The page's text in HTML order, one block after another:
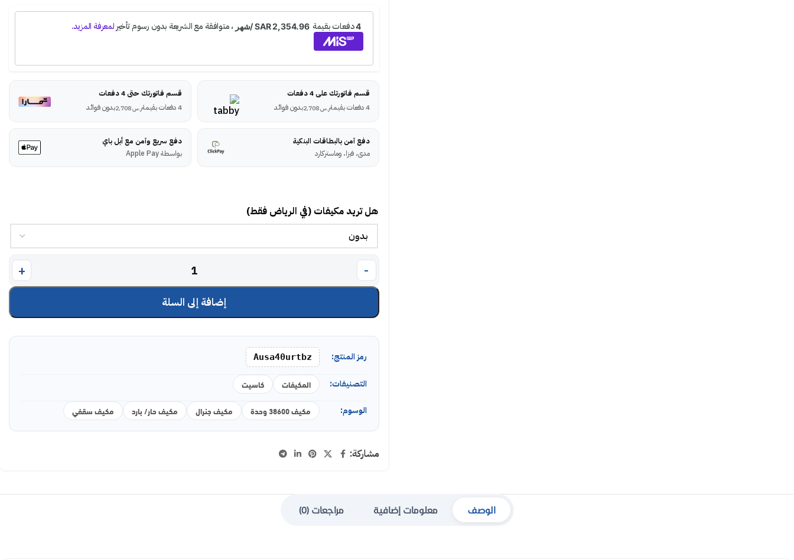
قسم فاتورتك على 4 دفعات
4 دفعات بقيمة
ر.س بدون فوائد
قسم فاتورتك حتى 4 دفعات
4 دفعات بقيمة
ر.س2,708 بدون فوائد
دفع آمن بالبطاقات البنكية
مدى، فيزا، وماستركارد
دفع سريع وآمن مع أبل باي
بواسطة Apple Pay
هل تريد مكيفات (في الرياض فقط)
إضافة إلى السلة
رمز المنتج: Ausa40urtbz
التصنيفات: المكيفات كاسيت
الوسوم: مكيف 38600 وحدة مكيف جنرال مكيف حار/ بارد مكيف سقفي
مشاركة:
الوصف معلومات إضافية مراجعات (0)